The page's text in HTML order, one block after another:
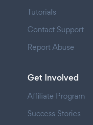
Tutorials
Contact Support
Report Abuse
Get Involved
Affiliate Program
Success Stories